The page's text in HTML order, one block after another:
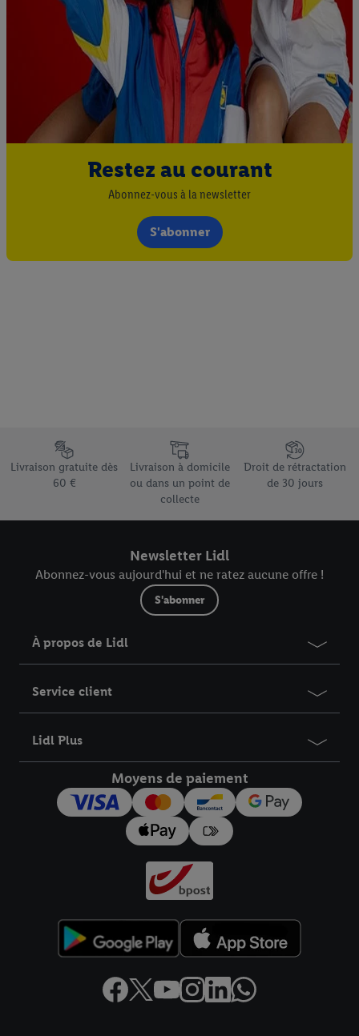
Restez au courant
Abonnez-vous à la newsletter
S'abonner
Élément du pied de page avec les différents arguments de
Livraison gratuite dès
60 €
Livraison à domicile
ou dans un point de
collecte
Droit de rétractation
de 30 jours
Newsletter Lidl
Abonnez-vous aujourd'hui et ne ratez aucune offre !
S'abonner
À propos de Lidl
Service client
Lidl Plus
Moyens de paiement